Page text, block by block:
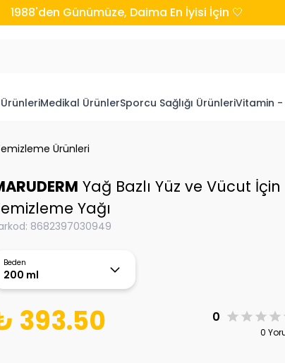
1988'den Günümüze, Daima En İyisi İçin 🤍
Medikal ÜrünlerSporcu Sağlığı ÜrünleriVitamin -
Ürünleri
Yağ Bazlı Yüz ve Vücut İçin
Yağı
: 8682397030949
Beden
200 ml
393.50 0
0